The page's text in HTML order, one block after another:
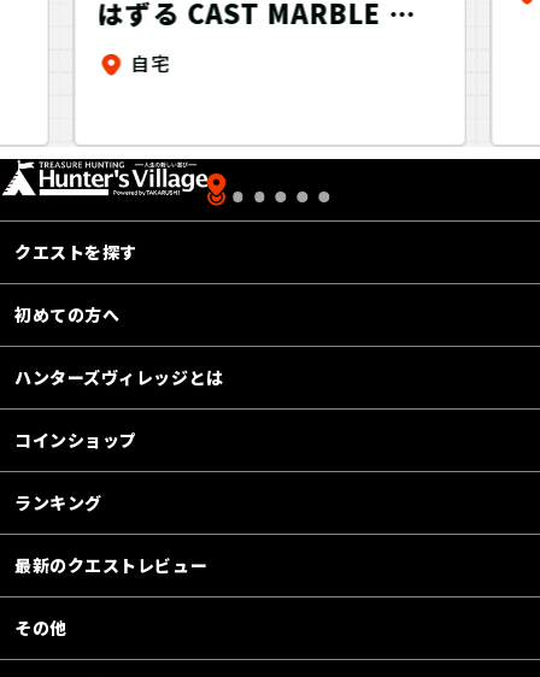
はずる CAST MARBLE キ
ャストマーブル～おうちで
自宅
クエストを探す
初めての方へ
ハンターズヴィレッジとは
コインショップ
ランキング
最新のクエストレビュー
その他